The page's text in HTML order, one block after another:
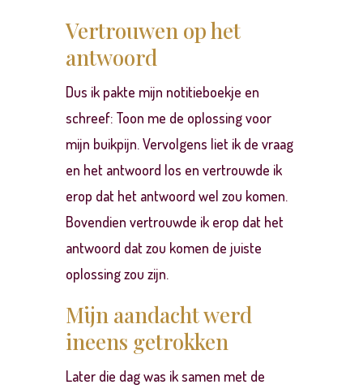
Vertrouwen op het
antwoord
Dus ik pakte mijn notitieboekje en
schreef: Toon me de oplossing voor
mijn buikpijn. Vervolgens liet ik de vraag
en het antwoord los en vertrouwde ik
erop dat het antwoord wel zou komen.
Bovendien vertrouwde ik erop dat het
antwoord dat zou komen de juiste
oplossing zou zijn.
Mijn aandacht werd
ineens getrokken
Later die dag was ik samen met de